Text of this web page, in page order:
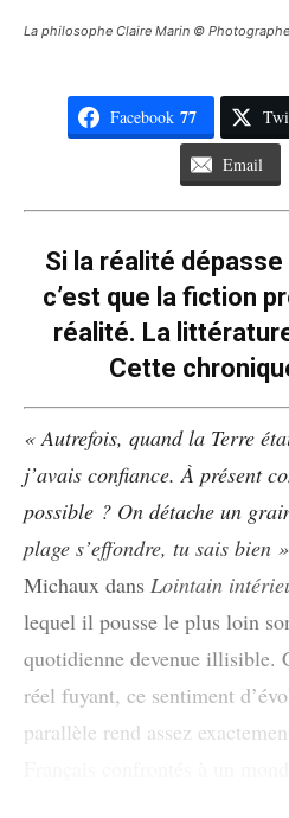
La philosophe Claire Marin ©
Facebook 77
Email
Si la réalité
c’est que la fiction
réalité. La
Cette
« Autrefois, quand la Terre
j’avais confiance. À présent
possible ? On détache un
plage s’effondre, tu sais bien »
Michaux dans Lointain
lequel il pousse le plus loin
quotidienne devenue illisible.
réel fuyant, ce sentiment
parallèle rend assez